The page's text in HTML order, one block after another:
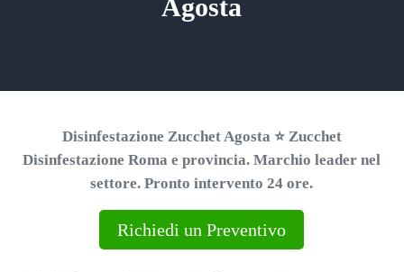
Agosta
Disinfestazione Zucchet Agosta ⭐ Zucchet
Disinfestazione Roma e provincia. Marchio leader nel
settore. Pronto intervento 24 ore.
Richiedi un Preventivo